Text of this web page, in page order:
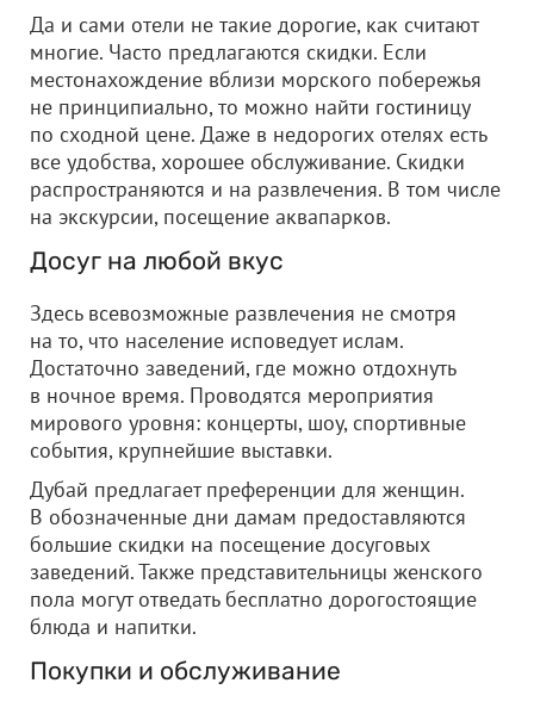
Да и сами отели не такие дорогие, как считают
многие. Часто предлагаются скидки. Если
местонахождение вблизи морского побережья
не принципиально, то можно найти гостиницу
по сходной цене. Даже в недорогих отелях есть
все удобства, хорошее обслуживание. Скидки
распространяются и на развлечения. В том числе
на экскурсии, посещение аквапарков.
Досуг на любой вкус
Здесь всевозможные развлечения не смотря
на то, что население исповедует ислам.
Достаточно заведений, где можно отдохнуть
в ночное время. Проводятся мероприятия
мирового уровня: концерты, шоу, спортивные
события, крупнейшие выставки.
Дубай предлагает преференции для женщин.
В обозначенные дни дамам предоставляются
большие скидки на посещение досуговых
заведений. Также представительницы женского
пола могут отведать бесплатно дорогостоящие
блюда и напитки.
Покупки и обслуживание